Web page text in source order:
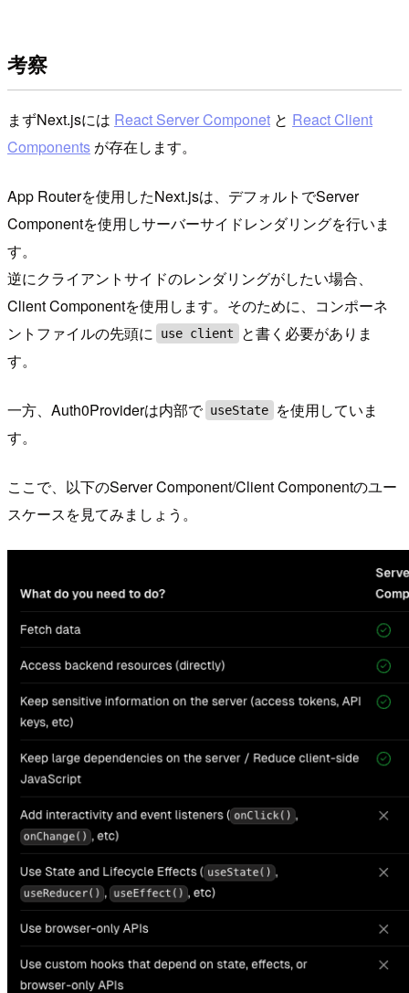
考察
まずNext.jsには React Server Componet と React Client
Components が存在します。
App Routerを使用したNext.jsは、デフォルトでServer
Componentを使用しサーバーサイドレンダリングを行いま
す。
逆にクライアントサイドのレンダリングがしたい場合、
Client Componentを使用します。そのために、コンポーネ
ントファイルの先頭に
use client
と書く必要がありま
す。
一方、Auth0Providerは内部で useState
を使用していま
す。
ここで、以下のServer Component/Client Componentのユー
スケースを見てみましょう。